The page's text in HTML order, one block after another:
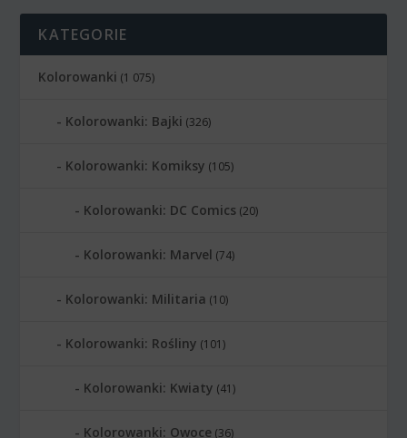
KATEGORIE
Kolorowanki (1 075)
Kolorowanki: Bajki (326)
Kolorowanki: Komiksy (105)
Kolorowanki: DC Comics (20)
Kolorowanki: Marvel (74)
Kolorowanki: Militaria (10)
Kolorowanki: Rośliny (101)
Kolorowanki: Kwiaty (41)
Kolorowanki: Owoce (36)